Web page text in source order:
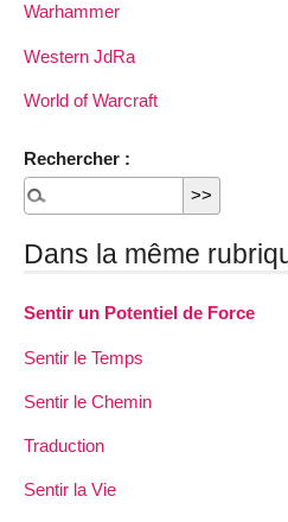
Warhammer
Western JdRa
World of Warcraft
Rechercher :
Dans la même
Sentir un Potentiel de Force
Sentir le Temps
Sentir le Chemin
Traduction
Sentir la Vie